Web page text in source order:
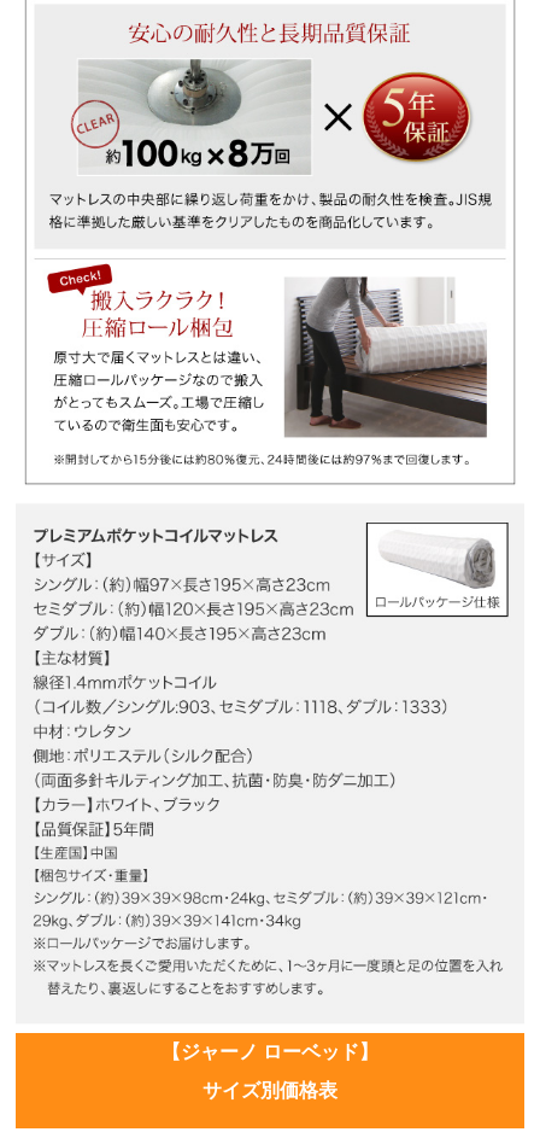
【ジャーノ ローベッド】
サイズ別価格表